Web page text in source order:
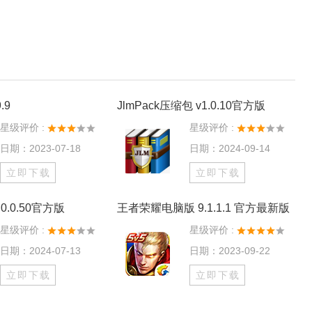
星级评价 :
日期：2023-07-18
立即下载
JlmPack压缩包 v1.0.10官方版
星级评价 :
日期：2024-09-14
立即下载
官方版
星级评价 :
日期：2024-07-13
立即下载
王者荣耀电脑版 9.1.1.1 官方最新版
星级评价 :
日期：2023-09-22
立即下载